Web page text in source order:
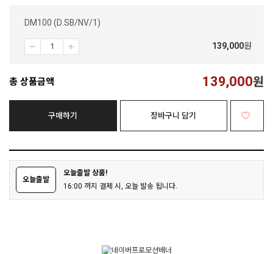
DM100 (D.SB/NV/1)
139,000원
총 상품금액 139,000원
구매하기 장바구니 담기
오늘출발
오늘출발 상품!
16:00 까지 결제 시, 오늘 발송 됩니다.